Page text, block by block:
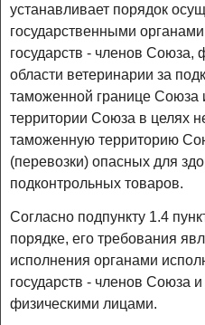
устанавливает порядок
государственными
государств - членов
области ветеринарии за
таможенной границе Союза
территории Союза в целях
таможенную территорию
(перевозки) опасных для
подконтрольных товаров.
Согласно подпункту 1.4
порядке, его требования
исполнения органами
государств - членов Союза
физическими лицами.